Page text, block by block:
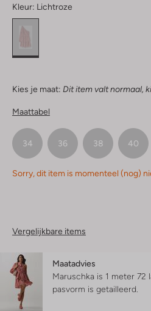
Kleur: Lichtroze
Kies je maat: Dit item valt normaal,
Maattabel
34 36 38 40
Sorry, dit item is momenteel (nog)
Vergelijkbare items
Maatadvies
Maruschka is 1 meter 72
pasvorm is getailleerd